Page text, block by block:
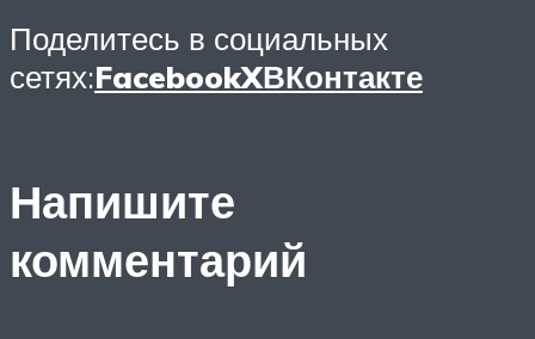
Поделитесь в социальных
сетях:FacebookXВКонтакте
Напишите
комментарий